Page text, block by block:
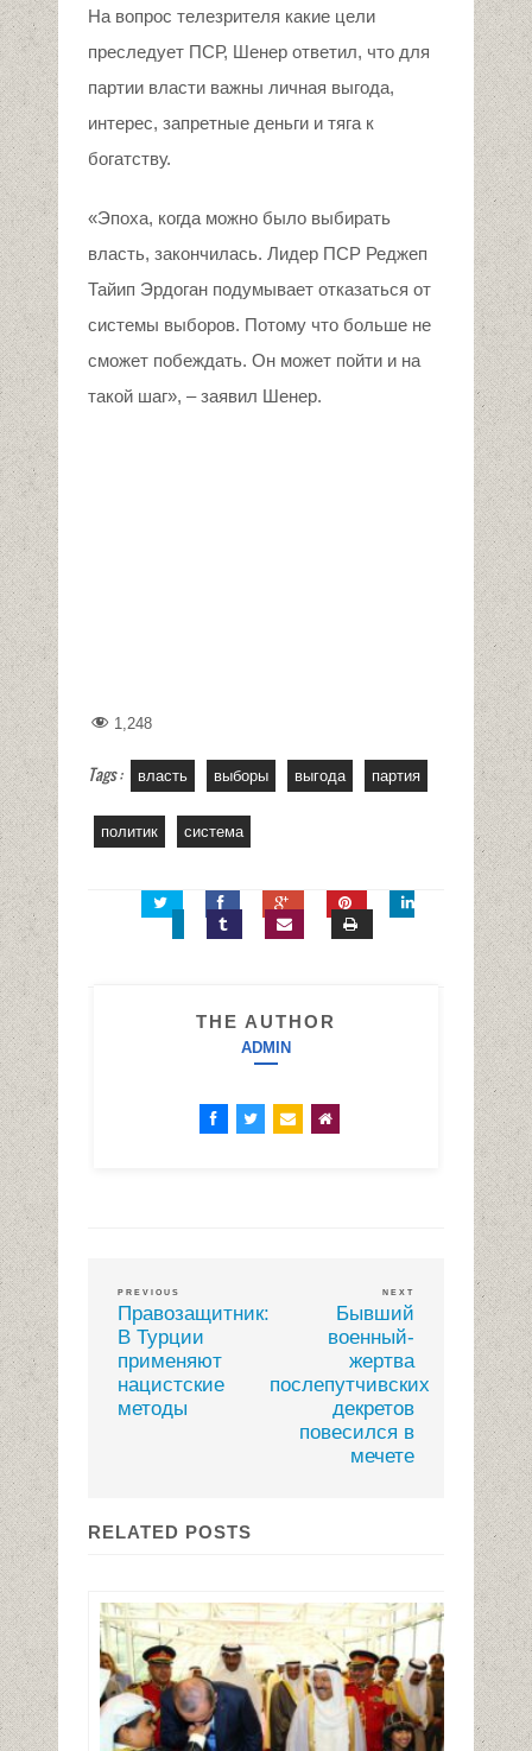
На вопрос телезрителя какие цели
преследует ПСР, Шенер ответил, что для
партии власти важны личная выгода,
интерес, запретные деньги и тяга к
богатству.
«Эпоха, когда можно было выбирать
власть, закончилась. Лидер ПСР Реджеп
Тайип Эрдоган подумывает отказаться от
системы выборов. Потому что больше не
сможет побеждать. Он может пойти и на
такой шаг», – заявил Шенер.
1,248
Tags : власть выборы выгода партия
политик система
THE AUTHOR
ADMIN
PREVIOUS
Правозащитник:
В Турции
применяют
нацистские
методы
NEXT
Бывший
военный-
жертва
послепутчивских
декретов
повесился в
мечете
RELATED POSTS